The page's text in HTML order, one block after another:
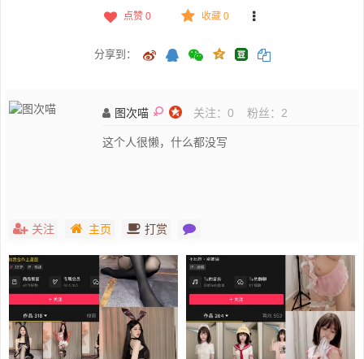
点赞 0 收藏 0
分享到：
图次喵 关注： 0 粉丝： 2
这个人很懒，什么都没写
关注 主页 打赏